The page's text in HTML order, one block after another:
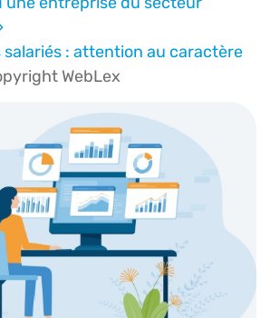
salariés : attention au caractère
WebLex